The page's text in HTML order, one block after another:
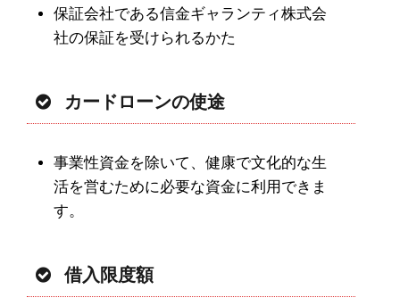
保証会社である信金ギャランティ株式会
社の保証を受けられるかた
カードローンの使途
事業性資金を除いて、健康で文化的な生
活を営むために必要な資金に利用できま
す。
借入限度額